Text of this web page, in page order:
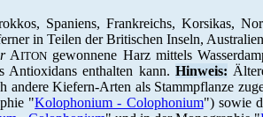
Spaniens, Frankreichs, Korsikas,
in Teilen der Britischen Inseln,
AITONgewonnene Harz mittels
Antioxidans enthalten kann. Hinweis:
andere Kiefern-Arten als Stammpflanze
"Kolophonium - Colophonium") sowie